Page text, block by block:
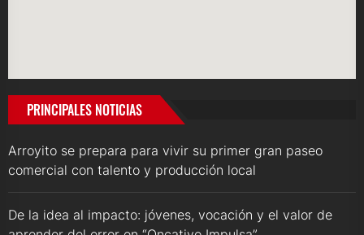
PRINCIPALES NOTICIAS
Arroyito se prepara para vivir su primer gran paseo
comercial con talento y producción local
De la idea al impacto: jóvenes, vocación y el valor de